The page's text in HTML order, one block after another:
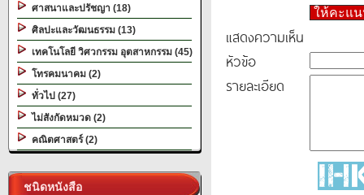
ศาสนาและปรัชญา (18)
ศิลปะและวัฒนธรรม (13)
เทคโนโลยี วิศวกรรม อุตสาหกรรม (45)
โทรคมนาคม (2)
ทั่วไป (27)
ไม่สังกัดหมวด (2)
คณิตศาสตร์ (2)
ชนิดหนังสือ
ให้คะแ
แสดงความเห็น
หัวข้อ
รายละเอียด